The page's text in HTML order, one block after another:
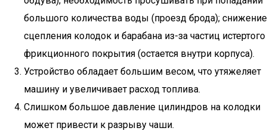
большого количества воды (проезд брода); снижение
сцепления колодок и барабана из-за частиц истертого
фрикционного покрытия (остается внутри корпуса).
Устройство обладает большим весом, что утяжеляет
машину и увеличивает расход топлива.
Слишком большое давление цилиндров на колодки
может привести к разрыву чаши.